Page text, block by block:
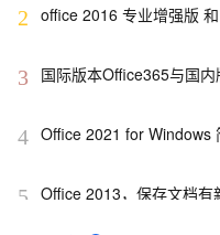
2 office 2016 专业增强版
3 国际版本Office365与国
4 Office 2021 for Windows
5 Office 2013，保存文档有